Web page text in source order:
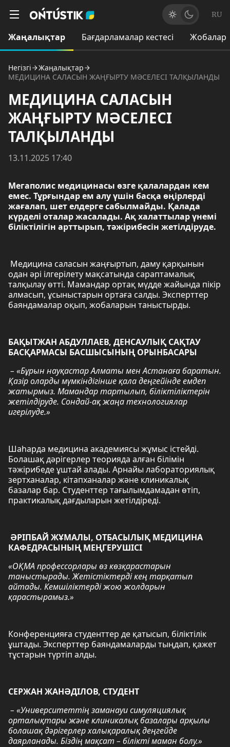
RU
Жаңалықтар Бағдарламалар кестесі Жобалар
Негізгі
Жаңалықтар
МЕДИЦИНА САЛАСЫН ЖАҢҒЫРТУ МӘСЕЛЕСІ ТАЛҚЫЛАНДЫ
МЕДИЦИНА САЛАСЫН
ЖАҢҒЫРТУ МӘСЕЛЕСІ
ТАЛҚЫЛАНДЫ
13.11.2025 17:40
Мегаполис медицинасы өзге қалалардан кем
емес. Тұрғындар ем алу үшін басқа өңірлерді
жағалап, шет елдерге сабылмайды. Қалада
күрделі оталар жасалады. Ақ халаттылар үнемі
біліктілігін арттырып, тәжірибесін жетілдіруде.
Медицина саласын жаңғыртып, даму қарқынын
одан әрі ілгерілету мақсатында сараптамалық
талқылау өтті. Мамандар ортақ мүдде жайында пікір
алмасып, ұсыныстарын ортаға салды. Эксперттер
баяндамалар оқып, жобаларын таныстырды.
БАҚЫТЖАН АБДУЛЛАЕВ, ДЕНСАУЛЫҚ САҚТАУ
БАСҚАРМАСЫ БАСШЫСЫНЫҢ ОРЫНБАСАРЫ
– «Бұрын науқастар Алматы мен Астанаға баратын.
Қазір оларды мүмкіндігінше қала деңгейінде емдеп
жатырмыз. Мамандар тартылып, біліктіліктерін
жетілдіруде. Сондай-ақ жаңа технологиялар
игерілуде.»
Шаһарда медицина академиясы жұмыс істейді.
Болашақ дәрігерлер теорияда алған білімін
тәжірибеде ұштай алады. Арнайы лабораториялық
зертханалар, кітапханалар және клиникалық
базалар бар. Студенттер тағылымдамадан өтіп,
практикалық дағдыларын жетілдіреді.
ӘРІПБАЙ ЖҰМАЛЫ, ОТБАСЫЛЫҚ МЕДИЦИНА
КАФЕДРАСЫНЫҢ МЕҢГЕРУШІСІ
«ОҚМА профессорлары өз көзқарастарын
таныстырады. Жетістіктерді кең тарқатып
айтады. Кемшіліктерді жою жолдарын
қарастырамыз.»
Конференцияға студенттер де қатысып, біліктілік
ұштады. Эксперттер баяндамаларды тыңдап, қажет
тұстарын түртіп алды.
СЕРЖАН ЖАНӘДІЛОВ, СТУДЕНТ
– «Университеттің заманауи симуляциялық
орталықтары және клиникалық базалары арқылы
болашақ дәрігерлер халықаралық деңгейде
даярланады. Біздің мақсат – білікті маман болу.»